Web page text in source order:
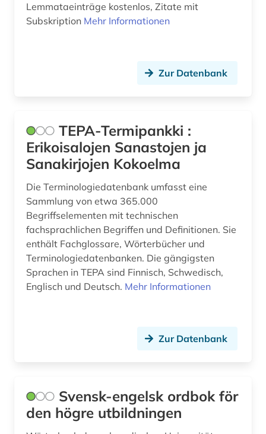
onkologie (1)
personalwesen (1)
pharmazie (2)
philippinen (2)
philosophie (2)
phraseologie (4)
physik (2)
pidgin-englisch (1)
portugiesisch (13)
Lemmataeinträge kostenlos, Zitate mit
Subskription Mehr Informationen
Zur Datenbank
TEPA-Termipankki :
Erikoisalojen Sanastojen ja
Sanakirjojen Kokoelma
Die Terminologiedatenbank umfasst eine
Sammlung von etwa 365.000
Begriffselementen mit technischen
fachsprachlichen Begriffen und Definitionen. Sie
enthält Fachglossare, Wörterbücher und
Terminologiedatenbanken. Die gängigsten
Sprachen in TEPA sind Finnisch, Schwedisch,
Englisch und Deutsch. Mehr Informationen
Zur Datenbank
Svensk-engelsk ordbok för
den högre utbildningen